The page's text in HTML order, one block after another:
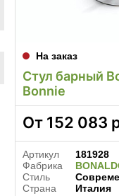
На заказ
Стул барный
Bonnie
От 152 083
Артикул
181928
Фабрика
Стиль
Страна
Италия